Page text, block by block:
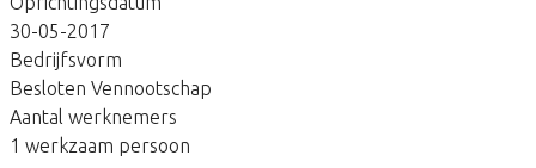
30-05-2017
Bedrijfsvorm
Besloten Vennootschap
Aantal werknemers
1 werkzaam persoon